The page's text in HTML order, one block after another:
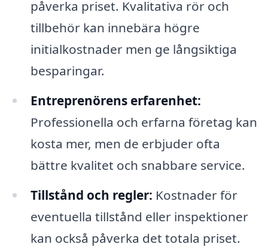
påverka priset. Kvalitativa rör och
tillbehör kan innebära högre
initialkostnader men ge långsiktiga
besparingar.
Entreprenörens erfarenhet:
Professionella och erfarna företag kan
kosta mer, men de erbjuder ofta
bättre kvalitet och snabbare service.
Tillstånd och regler: Kostnader för
eventuella tillstånd eller inspektioner
kan också påverka det totala priset.